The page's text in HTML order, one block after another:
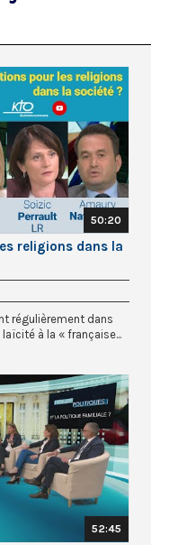
50:20
religions dans la
régulièrement dans
à la « française...
52:45